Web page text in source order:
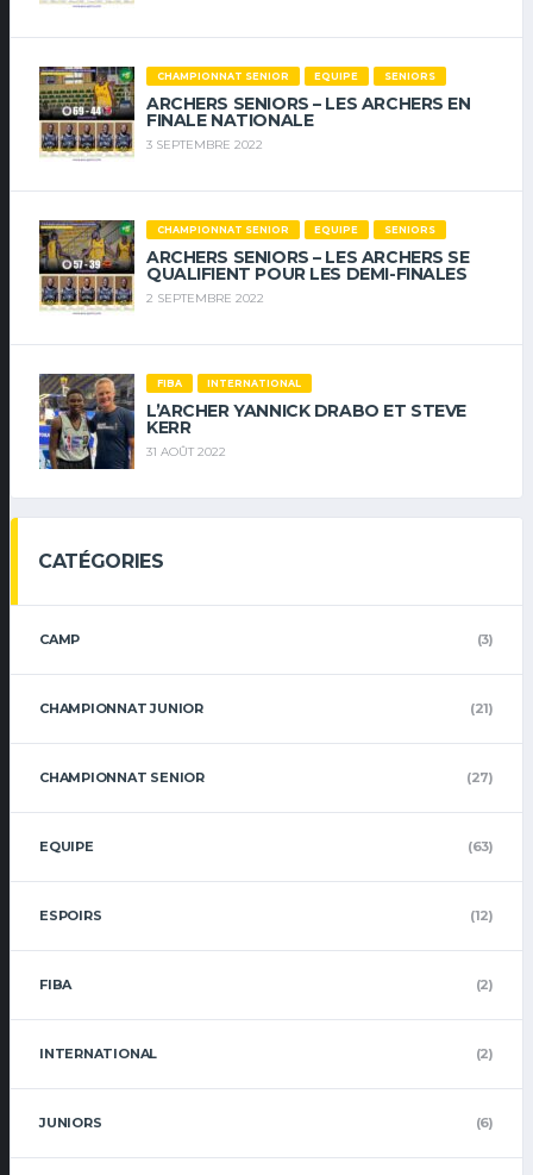
CHAMPIONNAT SENIOR EQUIPE SENIORS
ARCHERS SENIORS – LES ARCHERS EN
FINALE NATIONALE
3 SEPTEMBRE 2022
CHAMPIONNAT SENIOR EQUIPE SENIORS
ARCHERS SENIORS – LES ARCHERS SE
QUALIFIENT POUR LES DEMI-FINALES
2 SEPTEMBRE 2022
FIBA INTERNATIONAL
L’ARCHER YANNICK DRABO ET STEVE
KERR
31 AOÛT 2022
CATÉGORIES
CAMP (3)
CHAMPIONNAT JUNIOR (21)
CHAMPIONNAT SENIOR (27)
EQUIPE (63)
ESPOIRS (12)
FIBA (2)
INTERNATIONAL (2)
JUNIORS (6)